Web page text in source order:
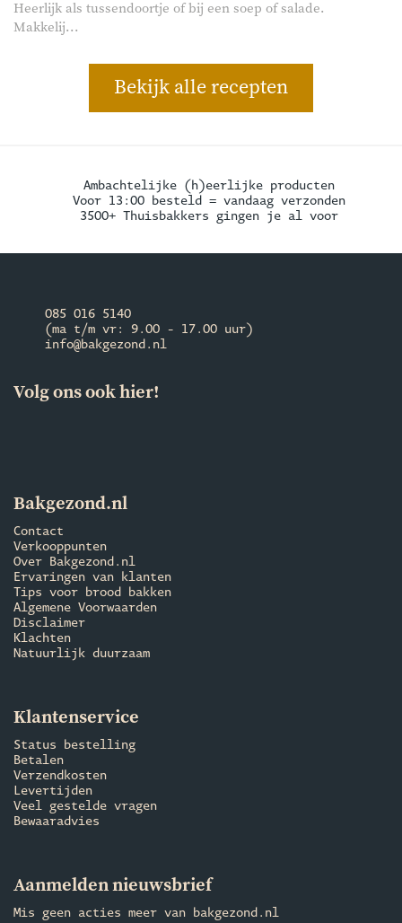
Heerlijk als tussendoortje of bij een soep of salade.
Makkelij...
Bekijk alle recepten
Ambachtelijke (h)eerlijke producten
Voor 13:00 besteld = vandaag verzonden
3500+ Thuisbakkers gingen je al voor
085 016 5140
(ma t/m vr: 9.00 - 17.00 uur)
info@bakgezond.nl
Volg ons ook hier!
Bakgezond.nl
Contact
Verkooppunten
Over Bakgezond.nl
Ervaringen van klanten
Tips voor brood bakken
Algemene Voorwaarden
Disclaimer
Klachten
Natuurlijk duurzaam
Klantenservice
Status bestelling
Betalen
Verzendkosten
Levertijden
Veel gestelde vragen
Bewaaradvies
Aanmelden nieuwsbrief
Mis geen acties meer van bakgezond.nl